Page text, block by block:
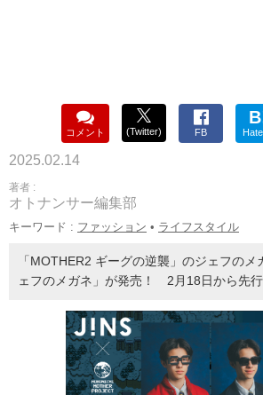
コメント (Twitter) FB
2025.02.14
著者 :
オトナンサー編集部
キーワード : ファッション • ライフスタイル
「MOTHER2 ギーグの逆襲」のジェフのメ
ェフのメガネ」が発売！ 2月18日から先行